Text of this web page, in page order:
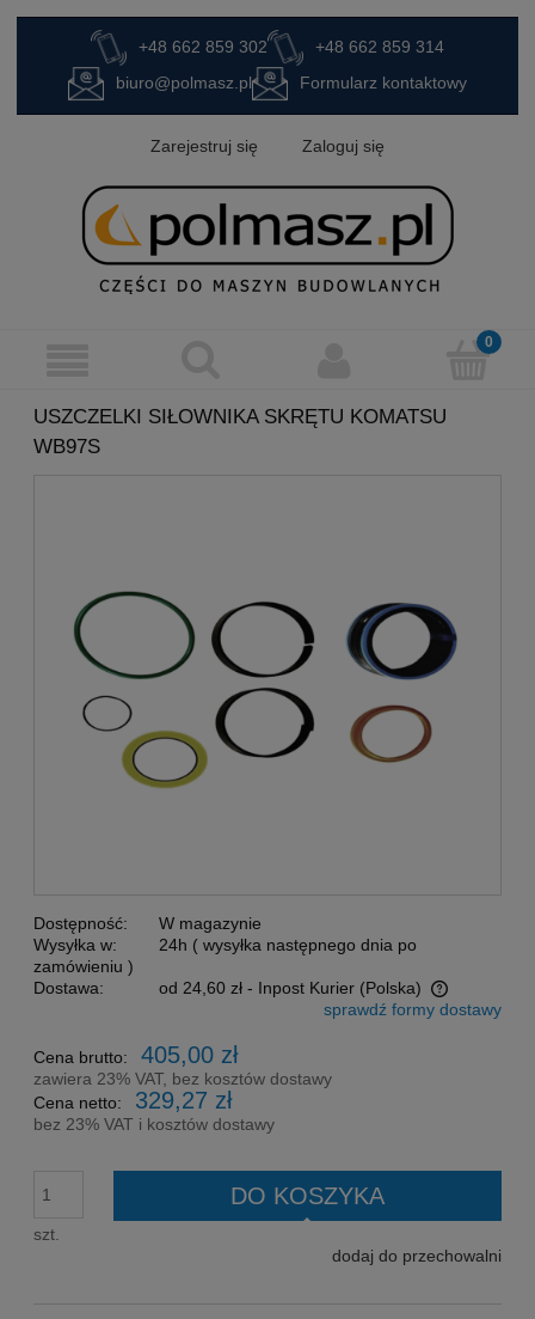
+48 662 859 302
+48 662 859 314
biuro@polmasz.pl
Formularz kontaktowy
Zarejestruj się Zaloguj się
USZCZELKI SIŁOWNIKA SKRĘTU KOMATSU
WB97S
Dostępność:
W magazynie
Wysyłka w:
24h ( wysyłka następnego dnia po
zamówieniu )
Dostawa:
od 24,60 zł - Inpost Kurier (Polska)
Cena nie zawiera ewentualnych kosztów płatnościsprawdź formy dostawy
Cena brutto: 405,00 zł
zawiera 23% VAT, bez kosztów dostawy
Cena netto:
329,27 zł
bez 23% VAT i kosztów dostawy
szt.
DO KOSZYKA
dodaj do przechowalni